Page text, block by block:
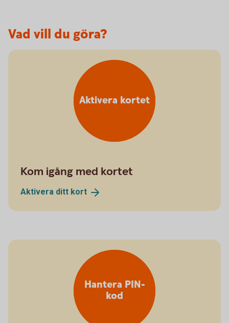
Vad vill du göra?
Aktivera kortet
Kom igång med kortet
Aktivera ditt kort
Hantera PIN-
kod